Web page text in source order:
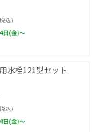
込)
日(金)～
水栓121型セット
込)
日(金)～